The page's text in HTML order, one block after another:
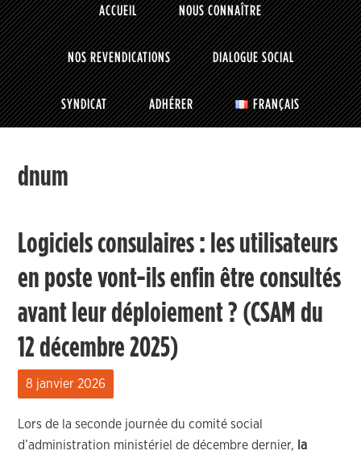
ACCUEIL NOUS CONNAÎTRE
NOS REVENDICATIONS DIALOGUE SOCIAL
SYNDICAT ADHÉRER FRANÇAIS
dnum
Logiciels consulaires : les utilisateurs
en poste vont-ils enfin être consultés
avant leur déploiement ? (CSAM du
12 décembre 2025)
8 janvier 2026
Lors de la seconde journée du comité social
d’administration ministériel de décembre dernier, la